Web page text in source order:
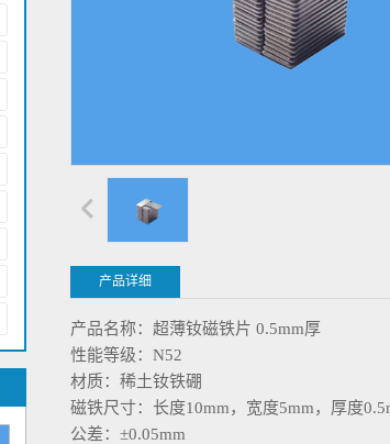
产品详细
产品名称：超薄钕磁铁片 0.5mm厚
性能等级：N52
材质：稀土钕铁硼
磁铁尺寸：长度10mm，宽度5mm，厚度
公差：±0.05mm